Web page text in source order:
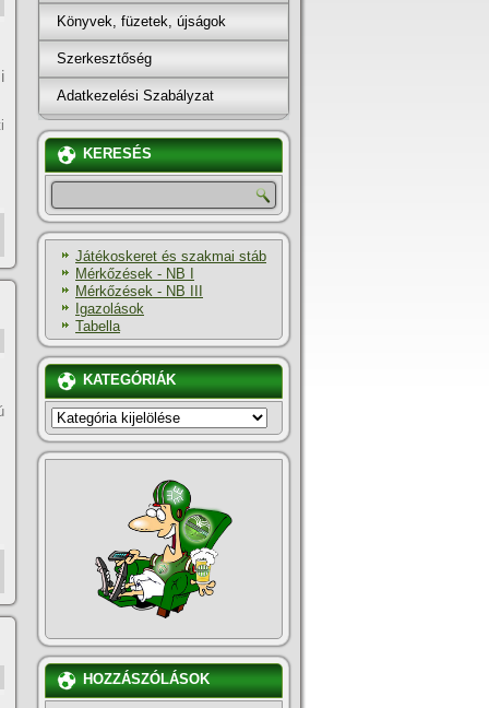
Könyvek, füzetek, újságok
Szerkesztőség
Adatkezelési Szabályzat
KERESÉS
Játékoskeret és szakmai stáb
Mérkőzések - NB I
Mérkőzések - NB III
Igazolások
Tabella
KATEGÓRIÁK
KATEGÓRIÁK
HOZZÁSZÓLÁSOK